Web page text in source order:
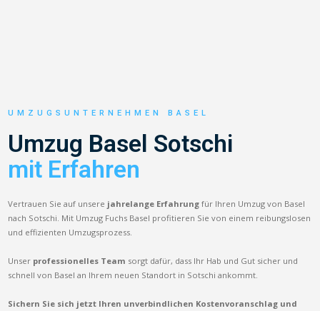
UMZUGSUNTERNEHMEN BASEL
Umzug Basel Sotschi
mit Erfahren
Vertrauen Sie auf unsere jahrelange Erfahrung für Ihren Umzug von Basel
nach Sotschi. Mit Umzug Fuchs Basel profitieren Sie von einem reibungslosen
und effizienten Umzugsprozess.
Unser professionelles Team sorgt dafür, dass Ihr Hab und Gut sicher und
schnell von Basel an Ihrem neuen Standort in Sotschi ankommt.
Sichern Sie sich jetzt Ihren unverbindlichen Kostenvoranschlag und